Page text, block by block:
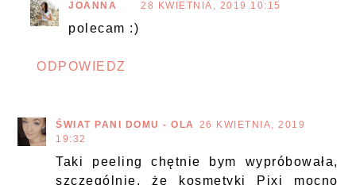
JOANNA 28 KWIETNIA, 2019 10:15
polecam :)
ODPOWIEDZ
ŚWIAT PANI DOMU - OLA
26 KWIETNIA, 2019
19:32
Taki peeling chętnie bym wypróbowała,
szczególnie, że kosmetyki Pixi mocno